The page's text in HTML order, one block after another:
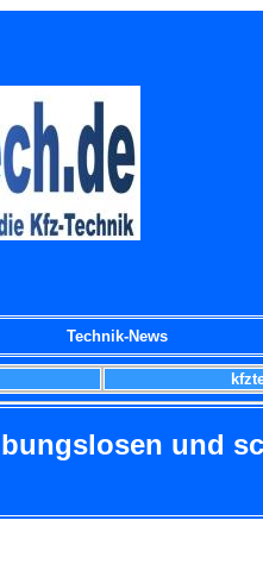
Technik-News
und